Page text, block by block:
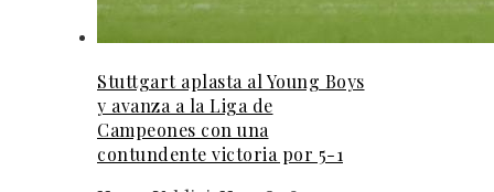
Stuttgart aplasta al Young Boys
y avanza a la Liga de
Campeones con una
contundente victoria por 5-1